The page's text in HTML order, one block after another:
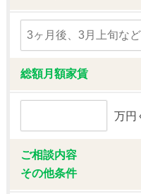
総額月額家賃
万円
ご相談内容
その他条件